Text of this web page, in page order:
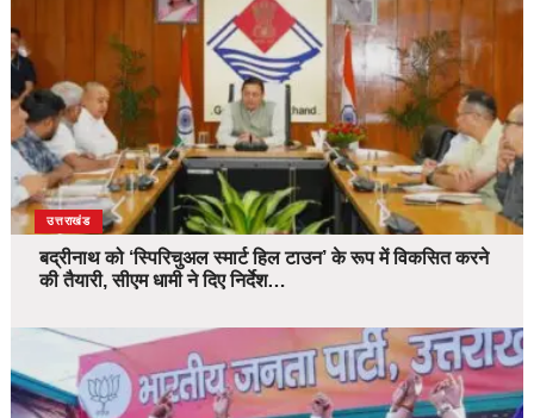
उत्तराखंड
बद्रीनाथ को ‘स्पिरिचुअल स्मार्ट हिल टाउन’ के रूप में विकसित करने
की तैयारी, सीएम धामी ने दिए निर्देश…